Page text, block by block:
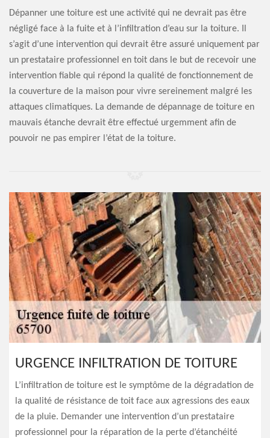
Dépanner une toiture est une activité qui ne devrait pas être
négligé face à la fuite et à l’infiltration d’eau sur la toiture. Il
s’agit d’une intervention qui devrait être assuré uniquement par
un prestataire professionnel en toit dans le but de recevoir une
intervention fiable qui répond la qualité de fonctionnement de
la couverture de la maison pour vivre sereinement malgré les
attaques climatiques. La demande de dépannage de toiture en
mauvais étanche devrait être effectué urgemment afin de
pouvoir ne pas empirer l’état de la toiture.
URGENCE INFILTRATION DE TOITURE
L’infiltration de toiture est le symptôme de la dégradation de
la qualité de résistance de toit face aux agressions des eaux
de la pluie. Demander une intervention d’un prestataire
professionnel pour la réparation de la perte d’étanchéité